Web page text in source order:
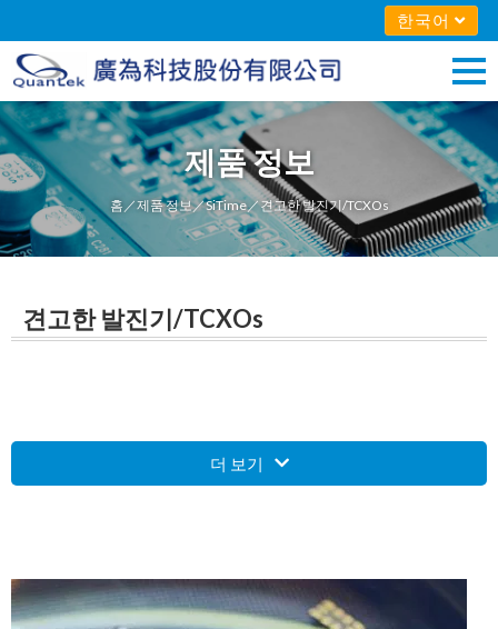
한국어
제품 정보
홈 ／제품 정보／SiTime／견고한 발진기/TCXOs
견고한 발진기/TCXOs
더 보기